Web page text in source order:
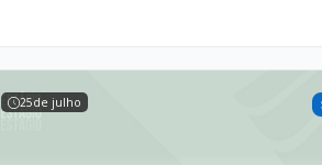
25de julho